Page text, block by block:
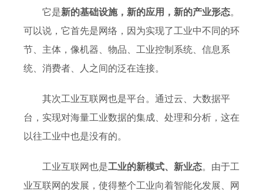
它是新的基础设施，新的应用，新的产业形态。
可以说，它首先是网络，因为实现了工业中不同的环
节、主体，像机器、物品、工业控制系统、信息系
统、消费者、人之间的泛在连接。
其次工业互联网也是平台。通过云、大数据平
台，实现对海量工业数据的集成、处理和分析，这在
以往工业中也是没有的。
工业互联网也是工业的新模式、新业态。由于工
业互联网的发展，使得整个工业向着智能化发展、网